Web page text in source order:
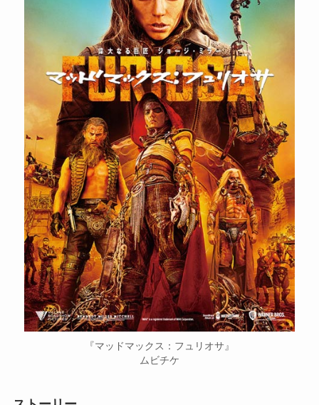
『マッドマックス：フュリオサ』
ムビチケ